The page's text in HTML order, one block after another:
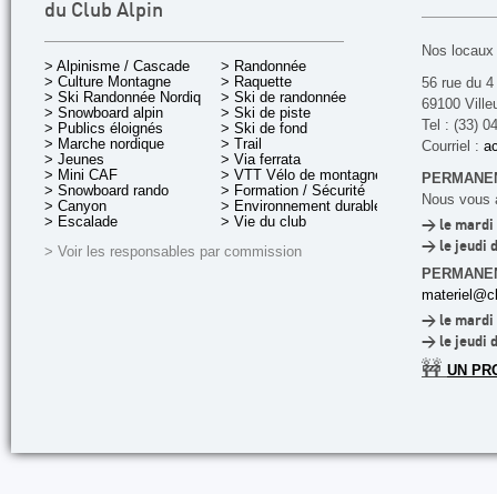
du Club Alpin
> Alpinisme / Cascade
> Culture Montagne
> Ski Randonnée Nordique
> Snowboard alpin
> Publics éloignés
> Marche nordique
> Jeunes
> Mini CAF
> Snowboard rando
> Canyon
> Escalade
> Randonnée
> Raquette
> Ski de randonnée
> Ski de piste
> Ski de fond
> Trail
> Via ferrata
> VTT Vélo de montagne
> Formation / Sécurité
> Environnement durable
> Vie du club
> Voir les responsables par commission
Nos
56 rue du
69100
Tel : (33)
Courriel :
Nous vous
> le mardi
> le jeudi
> le mardi
> le jeudi
🚧 UN